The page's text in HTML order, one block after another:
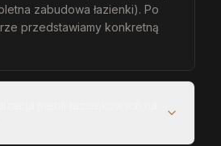
zabudowa łazienki). Po
przedstawiamy konkretną